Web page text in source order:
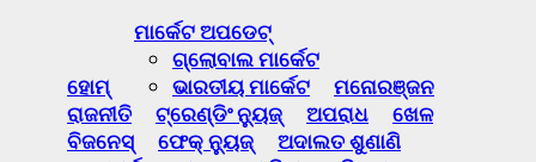
ହୋମ୍
ମାର୍କେଟ ଅପଡେଟ୍
ଗ୍ଲୋବାଲ ମାର୍କେଟ
ଭାରତୀୟ ମାର୍କେଟ
ମନୋରଞ୍ଜନ
ରାଜନୀତି
ଟ୍ରେଣ୍ଡିଂ ନ୍ୟୁଜ୍ ଅପରାଧ
ଖେଳ
ବିଜନେସ୍
ଫେକ୍ ନ୍ୟୁଜ୍
ଅଦାଲତ ଶୁଣାଣି